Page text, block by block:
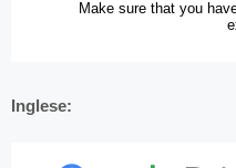
Inglese: